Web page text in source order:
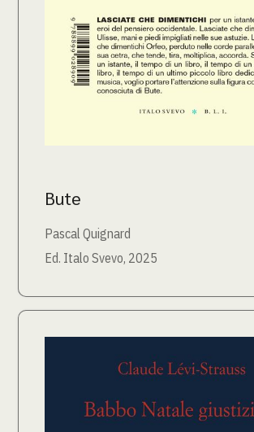
Bute
Pascal Quignard
Ed. Italo Svevo, 2025